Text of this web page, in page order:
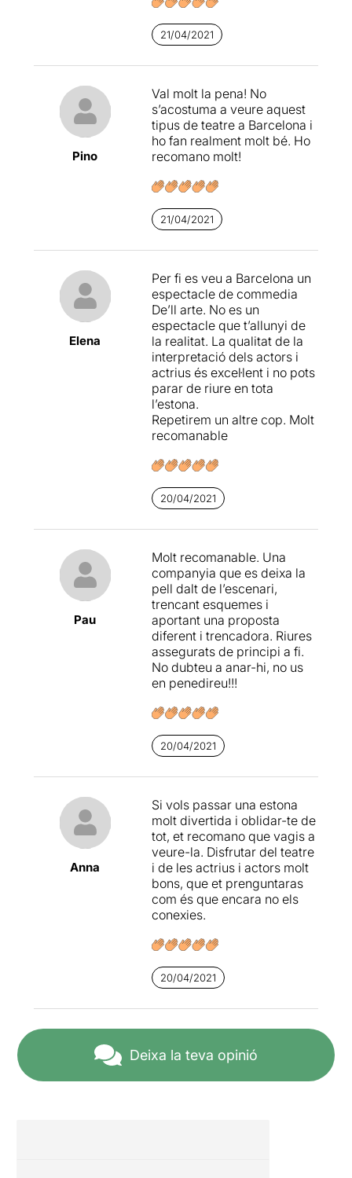
21/04/2021
Pino
Val molt la pena! No
s’acostuma a veure aquest
tipus de teatre a Barcelona i
ho fan realment molt bé. Ho
recomano molt!
21/04/2021
Elena
Per fi es veu a Barcelona un
espectacle de commedia
De’ll arte. No es un
espectacle que t’allunyi de
la realitat. La qualitat de la
interpretació dels actors i
actrius és excel·lent i no pots
parar de riure en tota
l’estona.
Repetirem un altre cop. Molt
recomanable
20/04/2021
Pau
Molt recomanable. Una
companyia que es deixa la
pell dalt de l’escenari,
trencant esquemes i
aportant una proposta
diferent i trencadora. Riures
assegurats de principi a fi.
No dubteu a anar-hi, no us
en penedireu!!!
20/04/2021
Anna
Si vols passar una estona
molt divertida i oblidar-te de
tot, et recomano que vagis a
veure-la. Disfrutar del teatre
i de les actrius i actors molt
bons, que et prenguntaras
com és que encara no els
conexies.
20/04/2021
Deixa la teva opinió